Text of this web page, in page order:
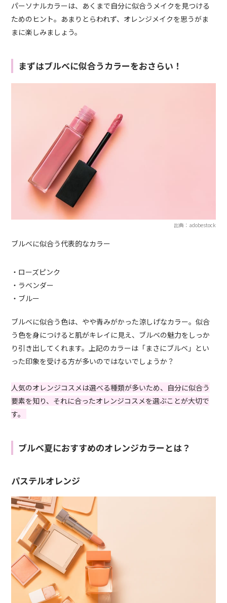
パーソナルカラーは、あくまで自分に似合うメイクを見つける
ためのヒント。あまりとらわれず、オレンジメイクを思うがま
まに楽しみましょう。
まずはブルベに似合うカラーをおさらい！
出典：adobestock
ブルベに似合う代表的なカラー
・ローズピンク
・ラベンダー
・ブルー
ブルベに似合う色は、やや青みがかった涼しげなカラー。似合
う色を身につけると肌がキレイに見え、ブルベの魅力をしっか
り引き出してくれます。上記のカラーは「まさにブルベ」とい
った印象を受ける方が多いのではないでしょうか？
人気のオレンジコスメは選べる種類が多いため、自分に似合う
要素を知り、それに合ったオレンジコスメを選ぶことが大切で
す。
ブルベ夏におすすめのオレンジカラーとは？
パステルオレンジ